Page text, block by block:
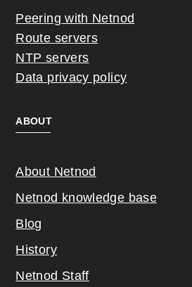
Peering with Netnod
Route servers
NTP servers
Data privacy policy
ABOUT
About Netnod
Netnod knowledge base
Blog
History
Netnod Staff